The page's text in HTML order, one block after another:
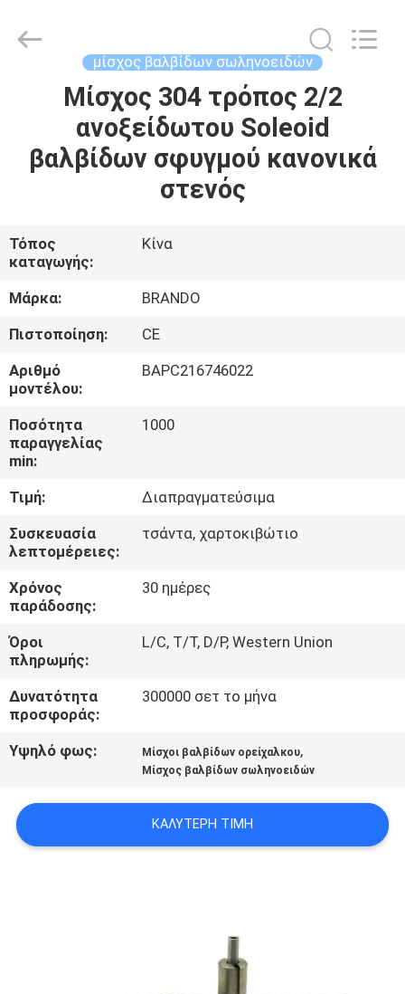
ΠΡΟΪΌΝΤΑ
ΜΕ
ΕΜΆΣ
ΕΠΙΣΚΈΨΕΙΣ
ΣΤΟ
ΕΡΓΟΣΤΆΣΙΟ
ΈΛΕΓΧΟΣ
ΠΟΙΌΤΗΤΑΣ
ΕΠΙΚΟΙΝΩΝΉΣΤΕ
ΜΑΖΊ
ΜΑΣ
ΖΗΤΉΣΤΕ
ΜΙΑ
ΠΡΟΣΦΟΡΆ
NEWS
μίσχος βαλβίδων σωληνοειδών
Μίσχος 304 τρόπος 2/2
ανοξείδωτου Soleoid
βαλβίδων σφυγμού κανονικά
στενός
Τόπος
καταγωγής:
Κίνα
Μάρκα:
BRANDO
Πιστοποίηση:
CE
Αριθμό
μοντέλου:
BAPC216746022
Ποσότητα
παραγγελίας
min:
1000
Τιμή:
Διαπραγματεύσιμα
Συσκευασία
λεπτομέρειες:
τσάντα, χαρτοκιβώτιο
Χρόνος
παράδοσης:
30 ημέρες
Όροι
πληρωμής:
L/C, T/T, D/P, Western Union
Δυνατότητα
προσφοράς:
300000 σετ το μήνα
Υψηλό φως: Μίσχοι βαλβίδων ορείχαλκου,
Μίσχος βαλβίδων σωληνοειδών
ΚΑΛΎΤΕΡΗ ΤΙΜΉ